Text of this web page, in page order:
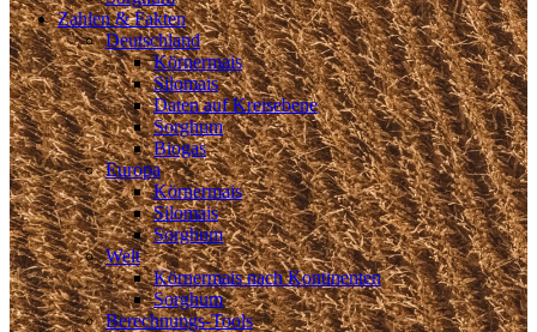
Zahlen & Fakten
Deutschland
Körnermais
Silomais
Daten auf Kreisebene
Sorghum
Biogas
Europa
Körnermais
Silomais
Sorghum
Welt
Körnermais nach Kontinenten
Sorghum
Berechnungs-Tools